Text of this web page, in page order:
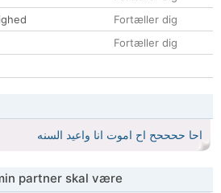
Fortæller dig
Fortæller dig
احا ححححح اح اموت انا واعيد السنه
partner skal være